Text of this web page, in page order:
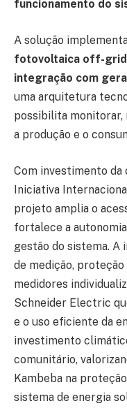
funcionamento do
A solução
fotovoltaica off-grid
integração com
uma arquitetura
possibilita monitorar,
a produção e o
Com investimento da
Iniciativa
projeto amplia o
fortalece a
gestão do sistema.
de medição,
medidores
Schneider Electric
e o uso eficiente da
investimento
comunitário,
Kambeba na
sistema de energia